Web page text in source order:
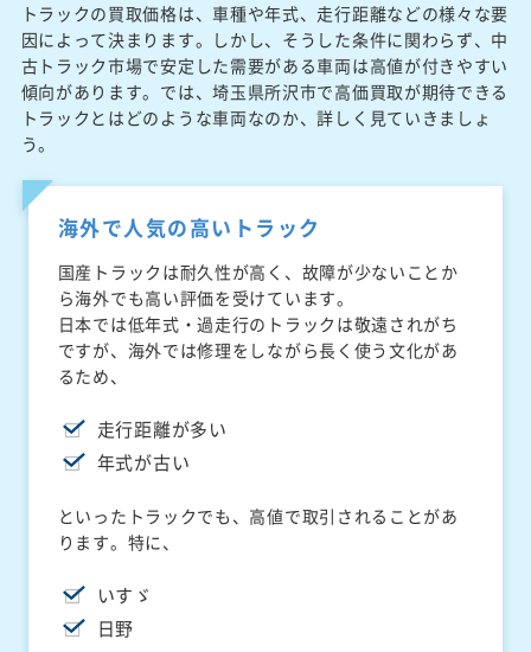
トラックの買取価格は、車種や年式、走行距離などの様々な要
因によって決まります。しかし、そうした条件に関わらず、中
古トラック市場で安定した需要がある車両は高値が付きやすい
傾向があります。では、埼玉県所沢市で高価買取が期待できる
トラックとはどのような車両なのか、詳しく見ていきましょ
う。
海外で人気の高いトラック
国産トラックは耐久性が高く、故障が少ないことか
ら海外でも高い評価を受けています。
日本では低年式・過走行のトラックは敬遠されがち
ですが、海外では修理をしながら長く使う文化があ
るため、
走行距離が多い
年式が古い
といったトラックでも、高値で取引されることがあ
ります。特に、
いすゞ
日野